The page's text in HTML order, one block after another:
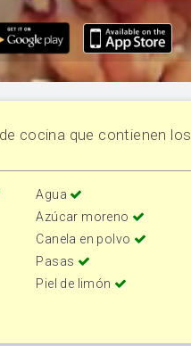
cocina que contienen los
Agua
Azúcar moreno
Canela en polvo
Pasas
Piel de limón